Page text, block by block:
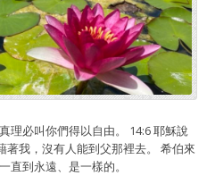
理必叫你們得以自由。 14:6 耶穌說
我，沒有人能到父那裡去。 希伯來
直到永遠、是一樣的。